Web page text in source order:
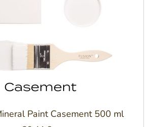
Paint Casement 500 ml